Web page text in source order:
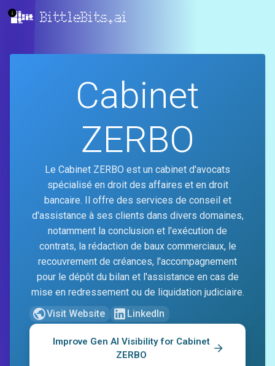
BittleBits.ai
Cabinet
ZERBO
Le Cabinet ZERBO est un cabinet d'avocats
spécialisé en droit des affaires et en droit
bancaire. Il offre des services de conseil et
d'assistance à ses clients dans divers domaines,
notamment la conclusion et l'exécution de
contrats, la rédaction de baux commerciaux, le
recouvrement de créances, l'accompagnement
pour le dépôt du bilan et l'assistance en cas de
mise en redressement ou de liquidation judiciaire.
Visit Website
LinkedIn
Improve Gen AI Visibility for Cabinet
ZERBO